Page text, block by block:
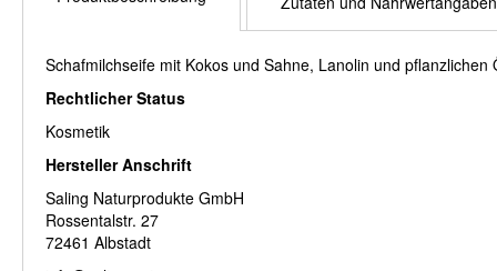
Schafmilchseife mit Kokos und Sahne, Lanolin und pflanzlichen
Rechtlicher Status
Kosmetik
Hersteller Anschrift
Saling Naturprodukte GmbH
Rossentalstr. 27
72461 Albstadt